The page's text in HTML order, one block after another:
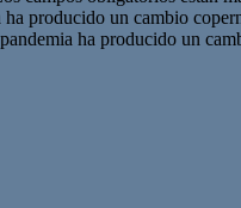
producido un cambio
ha producido un